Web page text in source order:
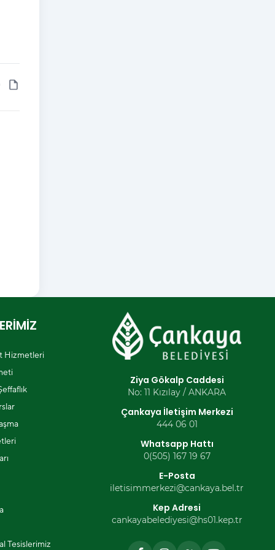
Hizmetleri
Tesislerimiz
Ziya Gökalp Caddesi
No: 11 Kızılay / ANKARA
Çankaya İletişim Merkezi
444 06 01
Whatsapp Hattı
0(505) 167 19 67
E-Posta
iletisimmerkezi@cankaya.bel.tr
Kep Adresi
cankayabelediyesi@hs01.kep.tr